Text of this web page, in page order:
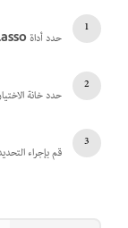
حدد أداة
حدد خانة
قم بإجراء